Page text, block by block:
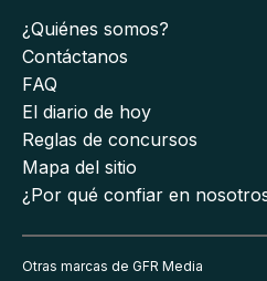
¿Quiénes somos?
Contáctanos
FAQ
El diario de hoy
Reglas de concursos
Mapa del sitio
¿Por qué confiar en
Otras marcas de GFR Media